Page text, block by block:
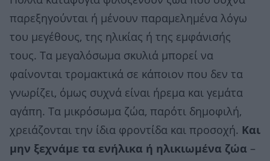
παρεξηγούνται ή μένουν παραμελημένα λόγω
του μεγέθους, της ηλικίας ή της εμφάνισής
τους. Τα μεγαλόσωμα σκυλιά μπορεί να
φαίνονται τρομακτικά σε κάποιον που δεν τα
γνωρίζει, όμως συχνά είναι ήρεμα και γεμάτα
αγάπη. Τα μικρόσωμα ζώα, παρότι δημοφιλή,
χρειάζονται την ίδια φροντίδα και προσοχή. Και
μην ξεχνάμε τα ενήλικα ή ηλικιωμένα ζώα –